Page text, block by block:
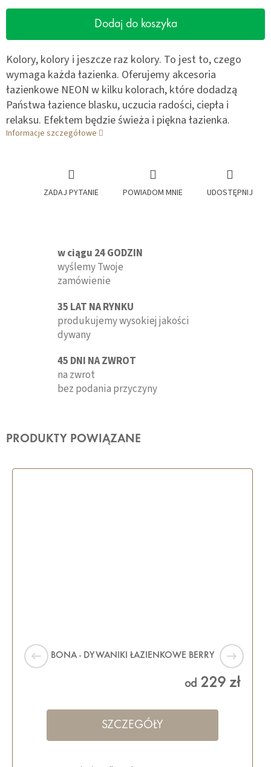
Dodaj do koszyka
Kolory, kolory i jeszcze raz kolory. To jest to, czego
wymaga każda łazienka. Oferujemy akcesoria
łazienkowe NEON w kilku kolorach, które dodadzą
Państwa łazience blasku, uczucia radości, ciepła i
relaksu. Efektem będzie świeża i piękna łazienka.
Informacje szczegółowe
ZADAJ PYTANIE POWIADOM MNIE UDOSTĘPNIJ
w ciągu 24 GODZIN
wyślemy Twoje
zamówienie
35 LAT NA RYNKU
produkujemy wysokiej jakości
dywany
45 DNI NA ZWROT
na zwrot
bez podania przyczyny
PRODUKTY POWIĄZANE
BONA - DYWANIKI ŁAZIENKOWE BERRY
od 229 zł
SZCZEGÓŁY